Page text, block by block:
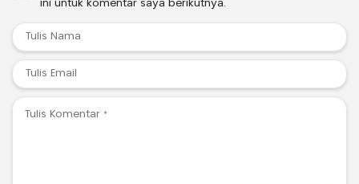
ini untuk komentar saya berikutnya.